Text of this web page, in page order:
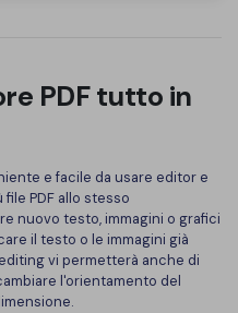
PDF tutto in
e facile da usare editor e
PDF allo stesso
nuovo testo, immagini o grafici
il testo o le immagini già
vi permetterà anche di
l'orientamento del